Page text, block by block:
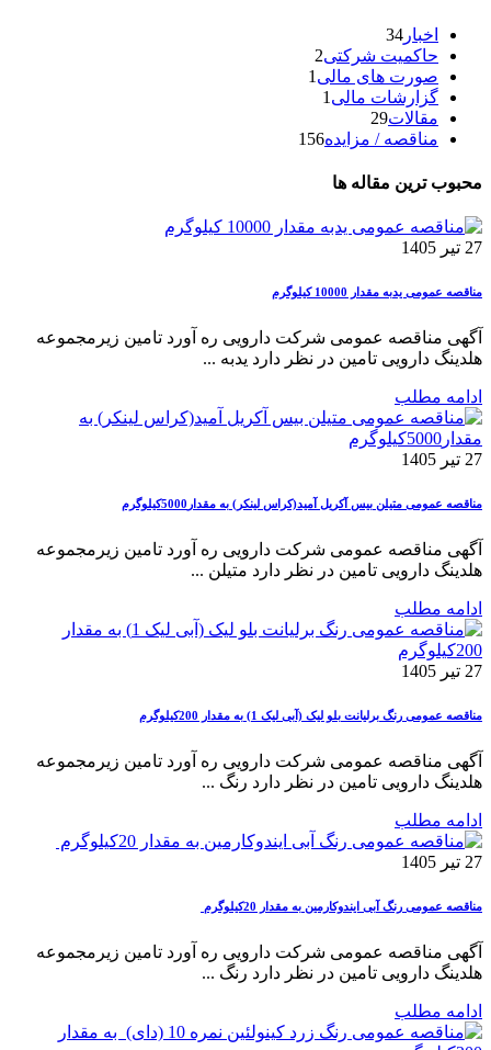
اخبار 34
حاکمیت شرکتی2
صورت های مالی 1
گزارشات مالی 1
مقالات29
مناقصه / مزایده156
محبوب ترین مقاله ها
27 تیر 1405
مناقصه عمومی یدبه مقدار 10000 کیلوگرم
آگهی مناقصه عمومی شرکت دارویی ره آورد تامین زیرمجموعه
هلدینگ دارویی تامین در نظر دارد یدبه ...
ادامه مطلب
27 تیر 1405
مناقصه عمومی متیلن بیس آکریل آمید(کراس لینکر) به مقدار5000کیلوگرم
آگهی مناقصه عمومی شرکت دارویی ره آورد تامین زیرمجموعه
هلدینگ دارویی تامین در نظر دارد متیلن ...
ادامه مطلب
27 تیر 1405
مناقصه عمومی رنگ برلیانت بلو لیک (آبی لیک 1) به مقدار 200کیلوگرم
آگهی مناقصه عمومی شرکت دارویی ره آورد تامین زیرمجموعه
هلدینگ دارویی تامین در نظر دارد رنگ ...
ادامه مطلب
27 تیر 1405
مناقصه عمومی رنگ آبی ایندوکارمین به مقدار 20کیلوگرم
آگهی مناقصه عمومی شرکت دارویی ره آورد تامین زیرمجموعه
هلدینگ دارویی تامین در نظر دارد رنگ ...
ادامه مطلب